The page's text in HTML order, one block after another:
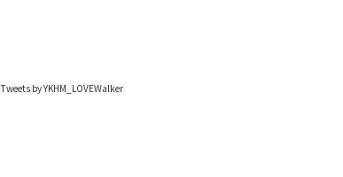
Tweets by YKHM_LOVEWalker